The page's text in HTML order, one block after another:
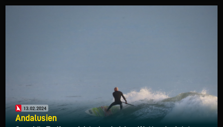
13.02.2024
Andalusien